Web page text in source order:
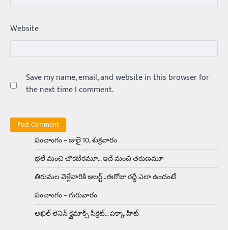
Website
Save my name, email, and website in this browser for
the next time I comment.
పంచాంగం – జులై 10, శుక్రవారం
భలే మంచి చౌకబేరమూ… ఇదే మంచి తరుణమూ
తిరుమల వెళ్లేవారికి అలర్ట్‌…ఈరోజు రద్దీ ఎలా ఉందంటే
పంచాంగం – గురువారం
అఖిల్‌ లెనిన్ క్లైమాక్స్‌ సీక్రెట్‌… పక్కా హిట్‌
Balachander 15/04/2026
అందమైన అమ్మాయిని పుత్తడి బొమ్మఅని లేదా బాపూ
అందంగా ఉంటారనే నానుడి…
Balachander
ఉత్తర ప్రదేశ్‌లోని ఝాన్సీ జిల్లాలో ఒక వింతైన రోడ్డు
ప్రమాదం చోటుచేసుకుంది. ఝాన్సీ–కాన్పూర్ జాతీయ
రహదారిపై వేల సంఖ్యలో బీరు…
Trending
అక్కడ ఆదివారం బట్టలు ఉతికితే…జైలుకే